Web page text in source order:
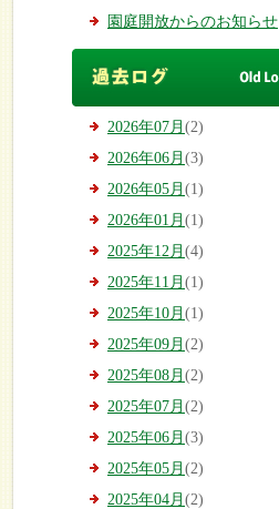
園庭開放からのお知らせ
2026年07月 (2)
2026年06月 (3)
2026年05月 (1)
2026年01月 (1)
2025年12月 (4)
2025年11月 (1)
2025年10月 (1)
2025年09月 (2)
2025年08月 (2)
2025年07月 (2)
2025年06月 (3)
2025年05月 (2)
2025年04月 (2)